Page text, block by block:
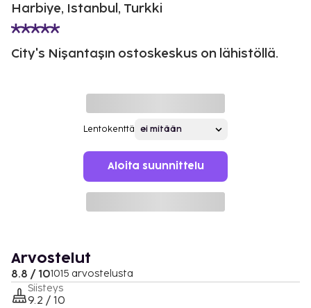
Harbiye, Istanbul, Turkki
City's Nişantaşın ostoskeskus on lähistöllä.
Lentokenttä
Aloita suunnittelu
Arvostelut
8.8 / 101015 arvostelusta
Siisteys
9.2 / 10